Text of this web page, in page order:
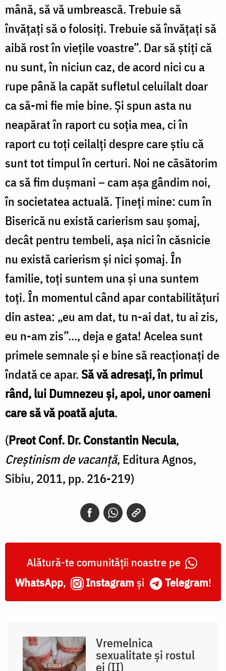
mână, să vă umbrească. Trebuie să
învăţaţi să o folosiţi. Trebuie să învăţaţi să
aibă rost în vieţile voastre”. Dar să ştiţi că
nu sunt, în niciun caz, de acord nici cu a
rupe până la capăt sufletul celuilalt doar
ca să-mi fie mie bine. Şi spun asta nu
neapărat în raport cu soţia mea, ci în
raport cu toţi ceilalţi despre care ştiu că
sunt tot timpul în certuri. Noi ne căsătorim
ca să fim duşmani – cam aşa gândim noi,
în societatea actuală. Ţineţi mine: cum în
Biserică nu există carierism sau şomaj,
decât pentru tembeli, aşa nici în căsnicie
nu există carierism şi nici şomaj. În
familie, toţi suntem una şi una suntem
toţi. În momentul când apar contabilităţuri
din astea: „eu am dat, tu n-ai dat, tu ai zis,
eu n-am zis”..., deja e gata! Acelea sunt
primele semnale şi e bine să reacţionaţi de
îndată ce apar.Să vă adresaţi, în primul
rând, lui Dumnezeu şi, apoi, unor oameni
care să vă poată ajuta.
(Preot Conf. Dr. Constantin Necula,
Creștinism de vacanță, Editura Agnos,
Sibiu, 2011, pp. 216-219)
Alătură-te comunității noastre pe
WhatsApp, Instagram și Telegram!
Vremelnica
sexualitate și rostul
ei (II)